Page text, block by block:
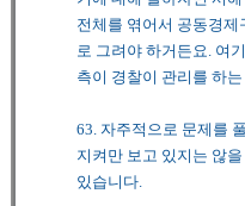
전체를 엮어서 공동경
로 그려야 하거든요. 여
측이 경찰이 관리를 하
63. 자주적으로 문제를
지켜만 보고 있지는 않
있습니다.